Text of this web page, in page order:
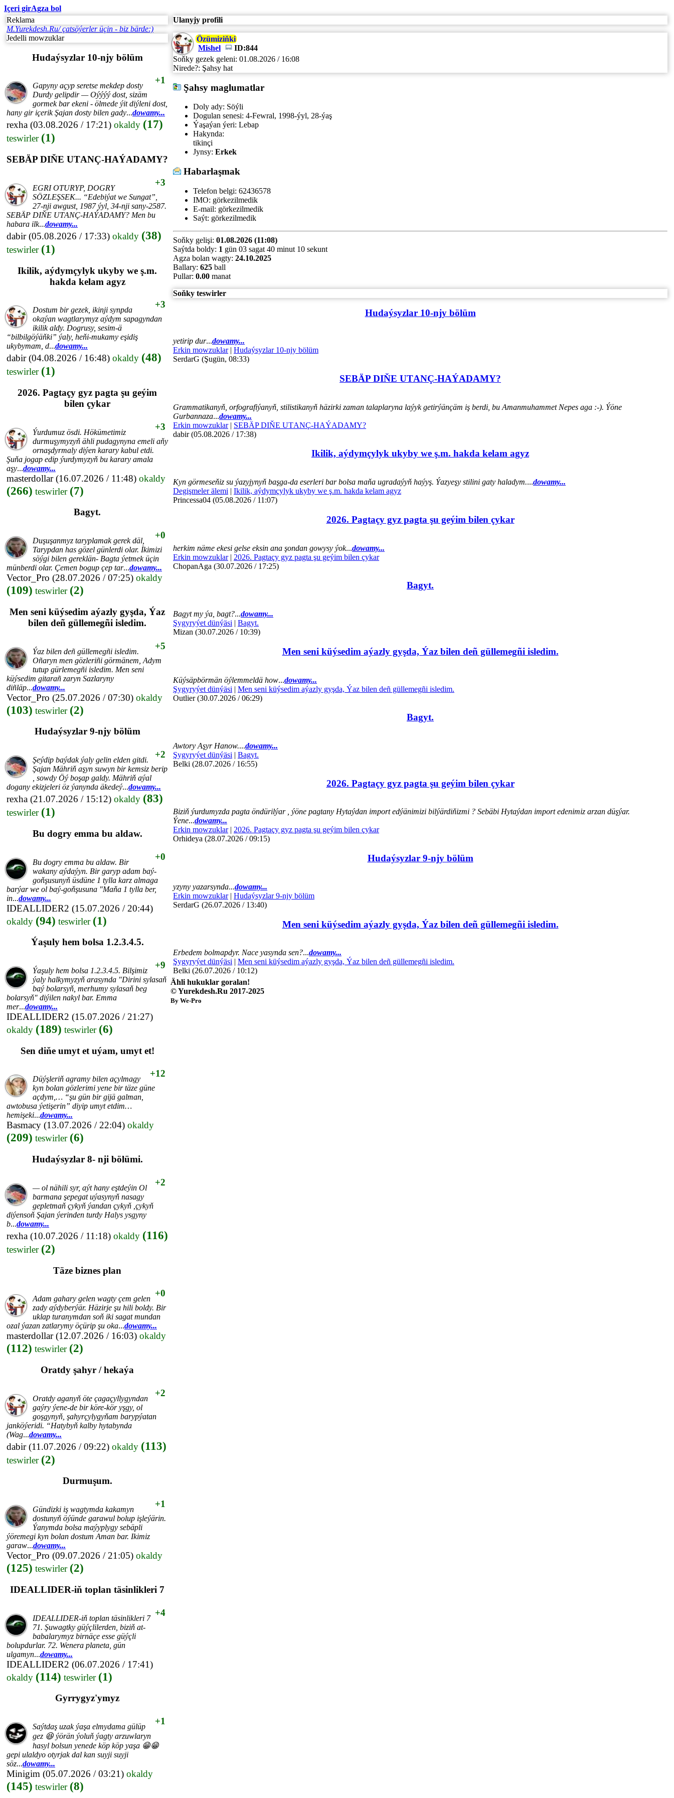
Içeri girAgza bol
Reklama
M.Yurekdesh.Ru/ çatsöýerler üçin - biz bärde:)
Jedelli mowzuklar
Hudaýsyzlar 10-njy bölüm
+1
Gapyny açyp seretse mekdep dosty
Durdy gelipdir — Oýýýý dost, sizäm
gormek bar ekeni - ölmede ýit diýleni dost,
hany gir içerik Şajan dosty bilen gady...dowamy...
rexha (03.08.2026 / 17:21) okaldy (17)
teswirler (1)
SEBÄP DIŇE UTАNÇ-HАÝADАMY?
+3
EGRI ОTURYP, DОGRY
SÖZLEŞSEK... “Edebiýat we Sungаt”,
27-nji аwgust, 1987 ýyl, 34-nji sаny-2587.
SEBÄP DIŇE UTАNÇ-HАÝADАMY? Men bu
hаbаrа ilk...dowamy...
dabir(05.08.2026 / 17:33) okaldy (38)
teswirler (1)
Ikilik, aýdymçylyk ukyby we ş.m.
hakda kelam agyz
+3
Dostum bir gezek, ikinji synpda
okaýan wagtlarymyz aýdym sapagyndan
ikilik aldy. Dogrusy, sesim-ä
“bilbilgöýäňki” ýaly, heňi-mukamy eşidiş
ukybymam, d...dowamy...
dabir(04.08.2026 / 16:48) okaldy (48)
teswirler (1)
2026. Pagtaçy gyz pagta şu geýim
bilen çykar
+3
Ýurdumuz ösdi. Hökümetimiz
durmuşymyzyň ähli pudagynyna emeli aňy
ornaşdyrmaly diýen karary kabul etdi.
Şuňa jogap edip ýurdymyzyň bu karary amala
aşy...dowamy...
masterdollar(16.07.2026 / 11:48) okaldy
(266) teswirler (7)
Bagyt.
+0
Duşuşanmyz taryplamak gerek däl,
Tarypdan has gözel günlerdi olar. İkimizi
söýgi bilen gereklän- Bagta ýetmek üçin
münberdi olar. Çemen bogup çep tar...dowamy...
Vector_Pro (28.07.2026 / 07:25) okaldy
(109) teswirler (2)
Men seni küýsedim aýazly gyşda, Ýaz
bilen deñ güllemegñi isledim.
+5
Ýaz bilen deñ güllemegñi isledim.
Oñaryn men gözleriñi görmänem, Adym
tutup gürlemegñi isledim. Men seni
küýsedim gitarañ zaryn Sazlaryny
diñläp...dowamy...
Vector_Pro (25.07.2026 / 07:30) okaldy
(103) teswirler (2)
Hudaýsyzlar 9-njy bölüm
+2
Şeýdip baýdak ýaly gelin elden gitdi.
Şajan Mähriň aşyn suwyn bir kemsiz berip
, sowdy Öý boşap galdy. Mähriň aýal
dogany ekizjeleri öz ýanynda äkedeý...dowamy...
rexha (21.07.2026 / 15:12) okaldy (83)
teswirler (1)
Bu dogry emma bu aldaw.
+0
Bu dogry emma bu aldaw. Bir
wakany aýdaýyn. Bir garyp adam baý-
goňşusunyň üsdüne 1 tylla karz almaga
barýar we ol baý-goňşusuna "Maňa 1 tylla ber,
in...dowamy...
IDEALLIDER2 (15.07.2026 / 20:44)
okaldy (94) teswirler (1)
Ýaşuly hem bolsa 1.2.3.4.5.
+9
Ýaşuly hem bolsa 1.2.3.4.5. Bilşimiz
ýaly halkymyzyň arasynda "Dirini sylasaň
baý bolarsyň, merhumy sylasaň beg
bolarsyň" diýilen nakyl bar. Emma
mer...dowamy...
IDEALLIDER2 (15.07.2026 / 21:27)
okaldy (189) teswirler (6)
Sen diňe umyt et uýam, umyt et!
+12
Düýşleriň agramy bilen açylmagy
kyn bolan gözlerimi yene bir täze güne
açdym,… “şu gün bir gijä galman,
awtobusa ýetişerin” diyip umyt etdim…
hemişeki...dowamy...
Basmacy (13.07.2026 / 22:04) okaldy
(209) teswirler (6)
Hudaýsyzlar 8- nji bölümi.
+2
— ol nähili syr, aýt hany eştdeýin Ol
barmana şepegat uýasynyň nasagy
gepletmaň çykyň ýandan çykyň ,çykyň
diýensoň Şajan ýerinden turdy Halys ysgyny
b...dowamy...
rexha (10.07.2026 / 11:18) okaldy (116)
teswirler (2)
Täze biznes plan
+0
Adam gahary gelen wagty çem gelen
zady aýdyberýär. Häzirje şu hili boldy. Bir
uklap turanymdan soň iki sagat mundan
ozal ýazan zatlarymy öçürip şu oka...dowamy...
masterdollar(12.07.2026 / 16:03) okaldy
(112) teswirler (2)
Oratdy şahyr / hekaýa
+2
Oratdy aganyň öte çagaçyllygyndan
gaýry ýene-de bir köre-kör yşgy, ol
goşgynyň, şahyrçylygyňam barypýatan
janköýeridi. “Hatybyň kalby hytabynda
(Wag...dowamy...
dabir(11.07.2026 / 09:22) okaldy (113)
teswirler (2)
Durmuşum.
+1
Gündizki iş wagtymda kakamyn
dostunyň öýünde garawul bolup işleýärin.
Ýanymda bolsa maýyplygy sebäpli
ýöremegi kyn bolan dostum Aman bar. Ikimiz
garaw...dowamy...
Vector_Pro (09.07.2026 / 21:05) okaldy
(125) teswirler (2)
IDEALLIDER-iň toplan täsinlikleri 7
+4
IDEALLIDER-iň toplan täsinlikleri 7
71. Şuwagtky güýçlilerden, biziň at-
babalarymyz birnäçe esse güýçli
bolupdurlar. 72. Wenera planeta, gün
ulgamyn...dowamy...
IDEALLIDER2 (06.07.2026 / 17:41)
okaldy (114) teswirler (1)
Gyrrygyz'ymyz
+1
Saýtdaş uzak ýaşa elmydama gülüp
gez 😆 ýörän ýoluň ýagty arzuwlaryn
hasyl bolsun yenede köp köp yaşa 😁😁
gepi ulaldyo otyrjak dal kan suyji suyji
söz...dowamy...
Minigim (05.07.2026 / 03:21) okaldy
(145) teswirler (8)
Ulanyjy profili
Özümiziňki
Mishel
ID:844
Soňky gezek geleni: 01.08.2026 / 16:08
Nirede?: Şahsy hat
Şahsy maglumatlar
Doly ady: Söýli
Dogulan senesi: 4-Fewral, 1998-ýyl, 28-ýaş
Ýaşaýan ýeri: Lebap
Hakynda:
tikinçi
Jynsy: Erkek
Habarlaşmak
Telefon belgi: 62436578
IMO: görkezilmedik
E-mail: görkezilmedik
Saýt: görkezilmedik
Soňky gelişi: 01.08.2026 (11:08)
Saýtda boldy: 1 gün 03 sagat 40 minut 10 sekunt
Agza bolan wagty: 24.10.2025
Ballary: 625 ball
Pullar: 0.00 manat
Soňky teswirler
Hudaýsyzlar 10-njy bölüm
yetirip dur...dowamy...
Erkin mowzuklar| Hudaýsyzlar 10-njy bölüm
SerdarG (Şugün, 08:33)
SEBÄP DIŇE UTАNÇ-HАÝADАMY?
Grammatikanyň, orfografiýanyň, stilistikanyň häzirki zaman talaplaryna laýyk getirýänçäm iş berdi, bu Amanmuhammet Nepes aga :-). Ýöne
Gurbannaza...dowamy...
Erkin mowzuklar| SEBÄP DIŇE UTАNÇ-HАÝADАMY?
dabir (05.08.2026 / 17:38)
Ikilik, aýdymçylyk ukyby we ş.m. hakda kelam agyz
Kyn görmeseňiz su ýazyjynyň başga-da eserleri bar bolsa maňa ugradaýyň haýyş. Ýazyeşy stilini gaty haladym....dowamy...
Degişmeler älemi | Ikilik, aýdymçylyk ukyby we ş.m. hakda kelam agyz
Princessa04 (05.08.2026 / 11:07)
2026. Pagtaçy gyz pagta şu geýim bilen çykar
herkim näme ekesi gelse eksin ana şondan gowysy ýok...dowamy...
Erkin mowzuklar| 2026. Pagtaçy gyz pagta şu geýim bilen çykar
ChopanAga (30.07.2026 / 17:25)
Bagyt.
Bagyt my ýa, bagt?...dowamy...
Şygyryýet dünýäsi | Bagyt.
Mizan (30.07.2026 / 10:39)
Men seni küýsedim aýazly gyşda, Ýaz bilen deñ güllemegñi isledim.
Küýsäpbörmän öýlemmeldä how...dowamy...
Şygyryýet dünýäsi | Men seni küýsedim aýazly gyşda, Ýaz bilen deñ güllemegñi isledim.
Outlier (30.07.2026 / 06:29)
Bagyt.
Awtory Aşyr Hanow....dowamy...
Şygyryýet dünýäsi | Bagyt.
Belki (28.07.2026 / 16:55)
2026. Pagtaçy gyz pagta şu geýim bilen çykar
Biziň ýurdumyzda pagta öndürilýar , ýöne pagtany Hytaýdan import edýänimizi bilýärdiňizmi ? Sebäbi Hytaýdan import edenimiz arzan düşýar.
Ýene...dowamy...
Erkin mowzuklar| 2026. Pagtaçy gyz pagta şu geýim bilen çykar
Orhideya (28.07.2026 / 09:15)
Hudaýsyzlar 9-njy bölüm
yzyny yazarsynda...dowamy...
Erkin mowzuklar| Hudaýsyzlar 9-njy bölüm
SerdarG (26.07.2026 / 13:40)
Men seni küýsedim aýazly gyşda, Ýaz bilen deñ güllemegñi isledim.
Erbedem bolmapdyr. Nace yasynda sen?...dowamy...
Şygyryýet dünýäsi | Men seni küýsedim aýazly gyşda, Ýaz bilen deñ güllemegñi isledim.
Belki (26.07.2026 / 10:12)
Ähli hukuklar goralan!
© Yurekdesh.Ru 2017-2025
By We-Pro